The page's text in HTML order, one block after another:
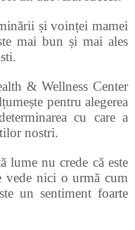
și voinței mamei
mai bun și mai ales
& Wellness Center
pentru alegerea
cu care a
nostri.
lume nu crede că este
vede nici o urmă cum
un sentiment foarte